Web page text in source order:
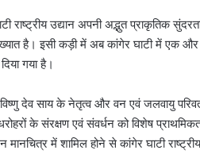
राष्ट्रीय उद्यान अपनी अद्भुत प्राकृतिक
है। इसी कड़ी में अब कांगेर घाटी में एक
गया है।
देव साय के नेतृत्व और वन एवं जलवायु
के संरक्षण एवं संवर्धन को विशेष
मानचित्र में शामिल होने से कांगेर घाटी